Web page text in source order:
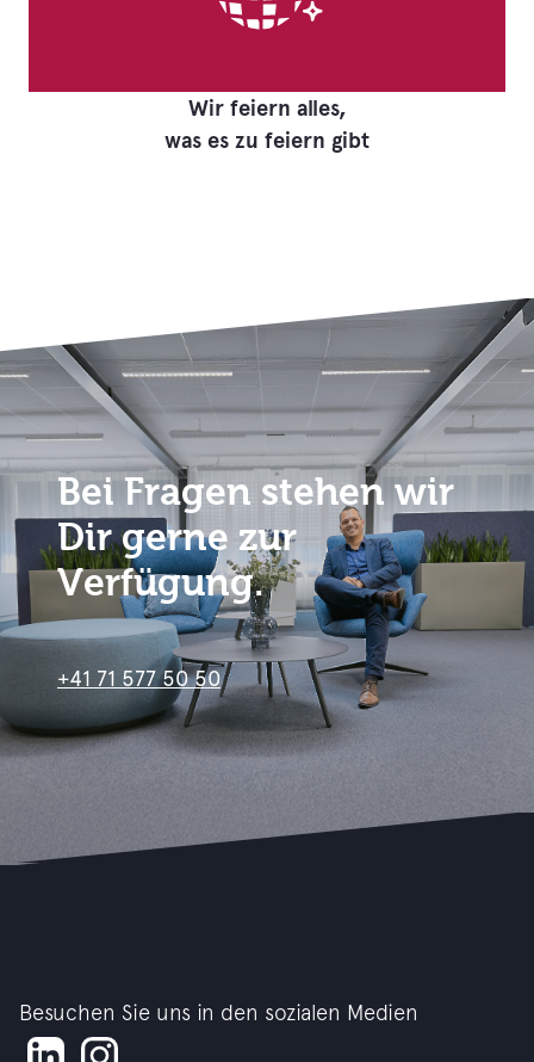
Wir feiern alles,
was es zu feiern gibt
Bei Fragen stehen wir
Dir gerne zur
Verfügung.
+41 71 577 50 50
Besuchen Sie uns in den sozialen Medien